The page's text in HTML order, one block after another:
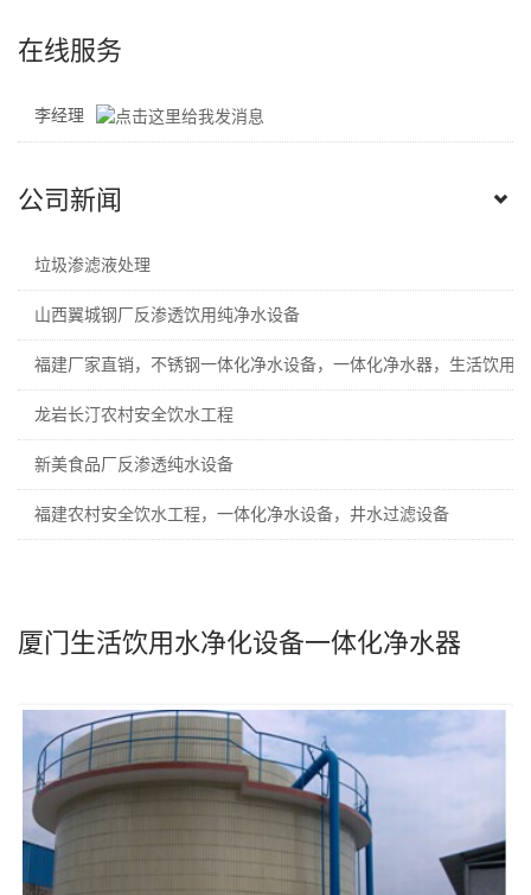
在线服务
李经理
公司新闻
垃圾渗滤液处理
山西翼城钢厂反渗透饮用纯净水设备
福建厂家直销，不锈钢一体化净水设备，一体化净水器，生活饮用
龙岩长汀农村安全饮水工程
新美食品厂反渗透纯水设备
福建农村安全饮水工程，一体化净水设备，井水过滤设备
厦门生活饮用水净化设备一体化净水器